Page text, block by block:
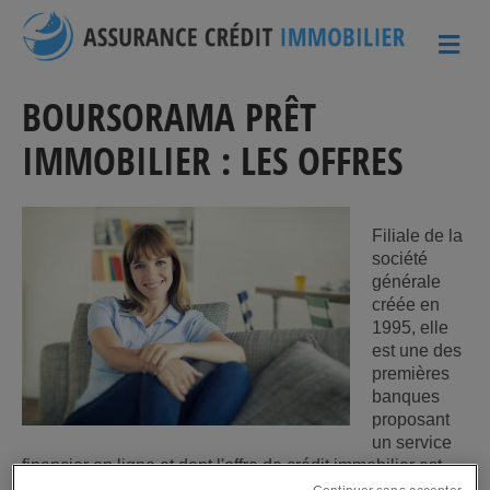
BOURSORAMA PRÊT
IMMOBILIER : LES OFFRES
Filiale de la
société
générale
créée en
1995, elle
est une des
premières
banques
proposant
un service
financier en ligne et dont l'offre de crédit immobilier est